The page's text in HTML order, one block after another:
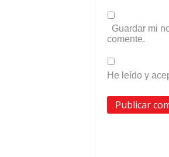
Guardar mi
comente.
He leído y